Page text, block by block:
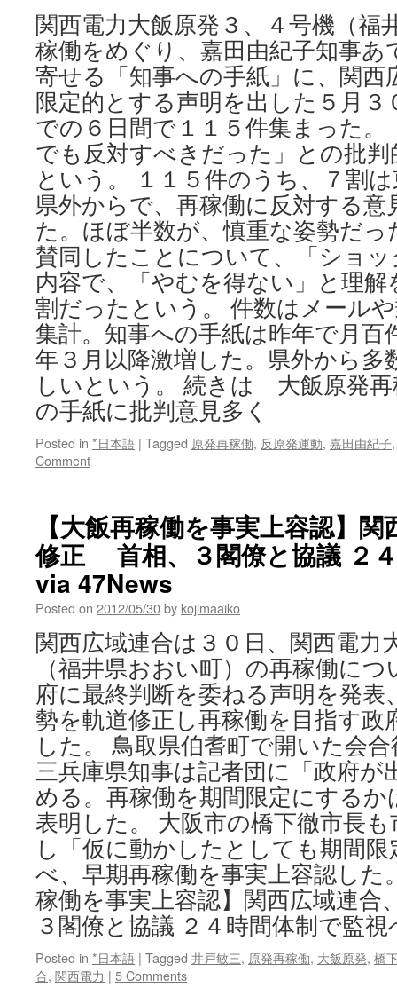
関西電力大飯原発３、４号機（福
稼働をめぐり、嘉田由紀子知事あ
寄せる「知事への手紙」に、関西
限定的とする声明を出した５月３
での６日間で１１５件集まった。
でも反対すべきだった」との批
という。 １１５件のうち、７割
県外からで、再稼働に反対する意
た。ほぼ半数が、慎重な姿勢だ
賛同したことについて、「ショ
内容で、「やむを得ない」と理
割だったという。 件数はメール
集計。知事への手紙は昨年で月百
年３月以降激増した。県外から多
しいという。 続きは 大飯原発再
の手紙に批判意見多く
Posted in *日本語 | Tagged 原発再稼働, 反原発運動, 嘉田由紀子
Comment
【大飯再稼働を事実上容認】
修正 首相、３閣僚と協議 ２
via 47News
Posted on 2012/05/30by kojimaaiko
関西広域連合は３０日、関西電力
（福井県おおい町）の再稼働に
府に最終判断を委ねる声明を発
勢を軌道修正し再稼働を目指す政
した。 鳥取県伯耆町で開いた会
三兵庫県知事は記者団に「政府が
める。再稼働を期間限定にする
表明した。 大阪市の橋下徹市長
し「仮に動かしたとしても期間
べ、早期再稼働を事実上容認し
稼働を事実上容認】関西広域連
３閣僚と協議 ２４時間体制で監視
Posted in *日本語 | Tagged 井戸敏三, 原発再稼働, 大飯原発, 橋
合, 関西電力 | 5 Comments